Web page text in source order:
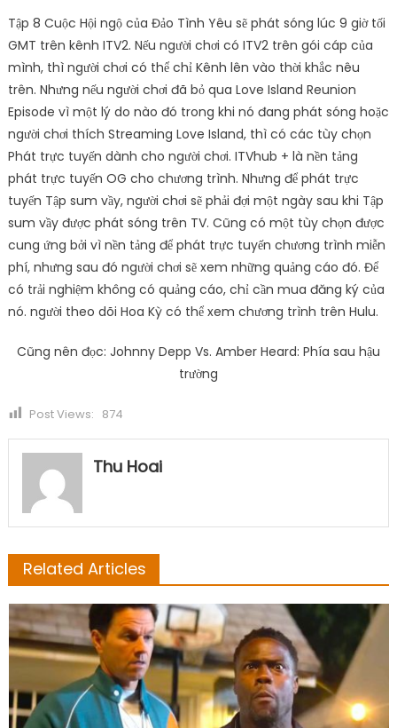
Tập 8 Cuộc Hội ngộ của Đảo Tình Yêu sẽ phát sóng lúc 9 giờ tối
GMT trên kênh ITV2. Nếu người chơi có ITV2 trên gói cáp của
mình, thì người chơi có thể chỉ Kênh lên vào thời khắc nêu
trên. Nhưng nếu người chơi đã bỏ qua Love Island Reunion
Episode vì một lý do nào đó trong khi nó đang phát sóng hoặc
người chơi thích Streaming Love Island, thì có các tùy chọn
Phát trực tuyến dành cho người chơi. ITVhub + là nền tảng
phát trực tuyến OG cho chương trình. Nhưng để phát trực
tuyến Tập sum vầy, người chơi sẽ phải đợi một ngày sau khi Tập
sum vầy được phát sóng trên TV. Cũng có một tùy chọn được
cung ứng bởi vì nền tảng để phát trực tuyến chương trình miễn
phí, nhưng sau đó người chơi sẽ xem những quảng cáo đó. Để
có trải nghiệm không có quảng cáo, chỉ cần mua đăng ký của
nó. người theo dõi Hoa Kỳ có thể xem chương trình trên Hulu.
Cũng nên đọc: Johnny Depp Vs. Amber Heard: Phía sau hậu
trường
Post Views: 874
Thu Hoai
Related Articles